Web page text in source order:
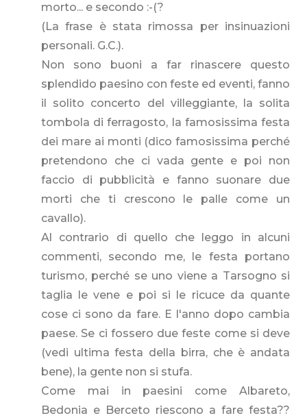
morto... e secondo :-(?
(La frase è stata rimossa per insinuazioni
personali. G.C.).
Non sono buoni a far rinascere questo
splendido paesino con feste ed eventi, fanno
il solito concerto del villeggiante, la solita
tombola di ferragosto, la famosissima festa
dei mare ai monti (dico famosissima perché
pretendono che ci vada gente e poi non
faccio di pubblicità e fanno suonare due
morti che ti crescono le palle come un
cavallo).
Al contrario di quello che leggo in alcuni
commenti, secondo me, le festa portano
turismo, perché se uno viene a Tarsogno si
taglia le vene e poi si le ricuce da quante
cose ci sono da fare. E l'anno dopo cambia
paese. Se ci fossero due feste come si deve
(vedi ultima festa della birra, che è andata
bene), la gente non si stufa.
Come mai in paesini come Albareto,
Bedonia e Berceto riescono a fare festa??